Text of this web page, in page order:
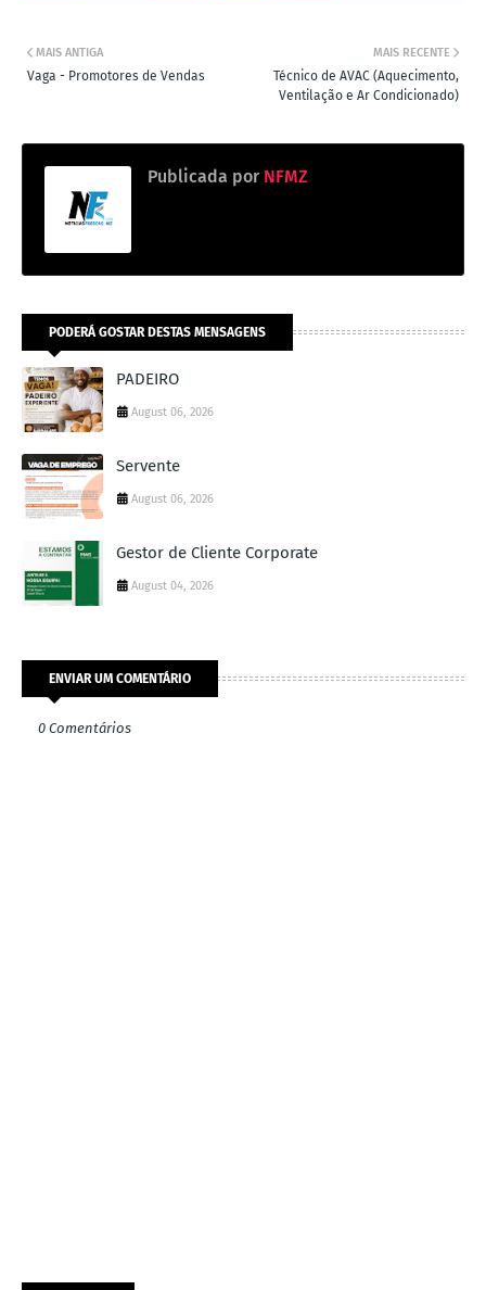
MAIS RECENTE
Técnico de AVAC (Aquecimento,
Ventilação e Ar Condicionado)
MAIS ANTIGA
Vaga - Promotores de Vendas
Publicada por NFMZ
PODERÁ GOSTAR DESTAS MENSAGENS
PADEIRO
August 06, 2026
Servente
August 06, 2026
Gestor de Cliente Corporate
August 04, 2026
ENVIAR UM COMENTÁRIO
0 Comentários